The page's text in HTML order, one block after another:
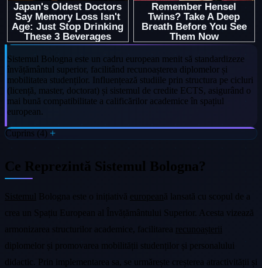
Sistemul Bologna este un cadru european menit să standardizeze
învățământul superior, facilitând recunoașterea diplomelor și
mobilitatea studenților. Influențează studiile prin structura pe cicluri
(licență, master, doctorat) și sistemul de credite ECTS, asigurând o
mai bună compatibilitate a calificărilor academice în spațiul
european.
Cuprins (4)
Ce Reprezintă Sistemul Bologna?
Sistemul Bologna este o inițiativă europeană lansată cu scopul de a
crea un Spațiu European al Învățământului Superior. Acesta vizează
armonizarea structurilor academice, facilitarea recunoașterii
diplomelor și promovarea mobilității studenților și personalului
didactic. Prin implementarea sa, se urmărește creșterea atractivității și